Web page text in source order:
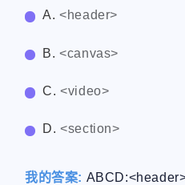
A.<header>
B.<canvas>
C.<video>
D.<section>
我的答案: